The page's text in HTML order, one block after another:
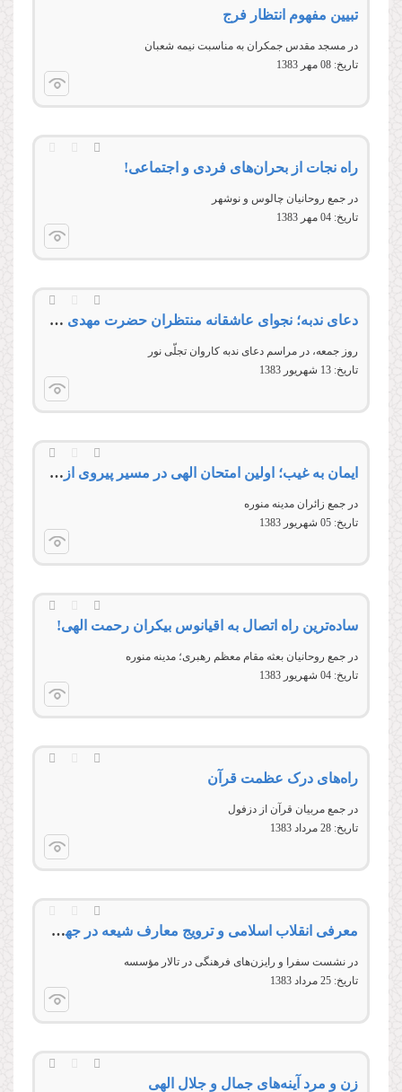
تبیین مفهوم انتظار فرج
در مسجد مقدس جمكران به مناسبت نيمه شعبان
تاریخ: 08 مهر 1383
راه نجات از بحران‌های فردی و اجتماعی!
در جمع روحانيان چالوس و نوشهر
تاریخ: 04 مهر 1383
دعای ندبه؛ نجوای عاشقانه منتظران حضرت مهدی (عج)
روز جمعه، در مراسم دعای ندبه كاروان تجلّى نور
تاریخ: 13 شهريور 1383
ایمان به غیب؛ اولین امتحان الهی در مسیر پیروی از اهل‌بیت‌صلوات‌‌الله‌‌علیهم‌‌اجمعین
در جمع زائران مدینه منوره
تاریخ: 05 شهريور 1383
ساده‌‌ترین راه اتصال به اقیانوس بیکران رحمت الهی!
در جمع روحانیان بعثه مقام معظم رهبری؛ مدینه منوره
تاریخ: 04 شهريور 1383
راه‌های درک عظمت قرآن
در جمع مربیان قرآن از دزفول
تاریخ: 28 مرداد 1383
معرفی انقلاب اسلامی و ترویج معارف شیعه در جهان؛ رسالت سفرا و رایزنان فرهنگی
در نشست سفرا و رایزن‌های فرهنگی در تالار مؤسسه
تاریخ: 25 مرداد 1383
زن و مرد آینه‌های جمال و جلال الهی